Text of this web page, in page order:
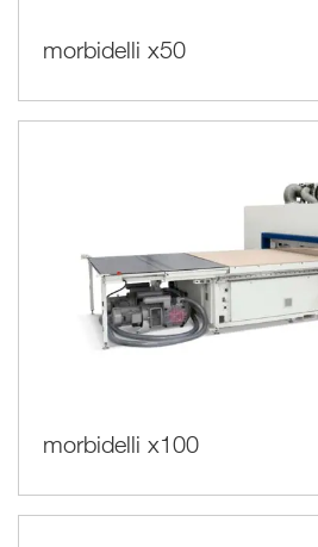
morbidelli x50
morbidelli x100